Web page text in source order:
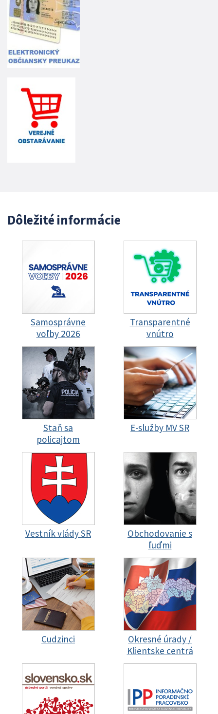
Dôležité informácie
Samosprávne
voľby 2026
Transparentné
vnútro
Staň sa
policajtom
E-služby MV SR
Vestník vlády SR
Obchodovanie s
ľuďmi
Cudzinci
Okresné úrady /
Klientske centrá